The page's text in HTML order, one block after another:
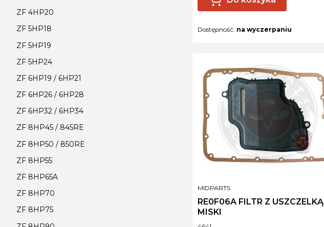
ZF 4HP20
ZF 5HP18
ZF 5HP19
ZF 5HP24
ZF 6HP19 / 6HP21
ZF 6HP26 / 6HP28
ZF 6HP32 / 6HP34
ZF 8HP45 / 845RE
ZF 8HP50 / 850RE
ZF 8HP55
ZF 8HP65A
ZF 8HP70
ZF 8HP75
Dostępność: na wyczerpaniu
Kod produktu
RE0F06A FILTR Z USZCZELKĄ
MISKI
PRODUCENT
MIDPARTS